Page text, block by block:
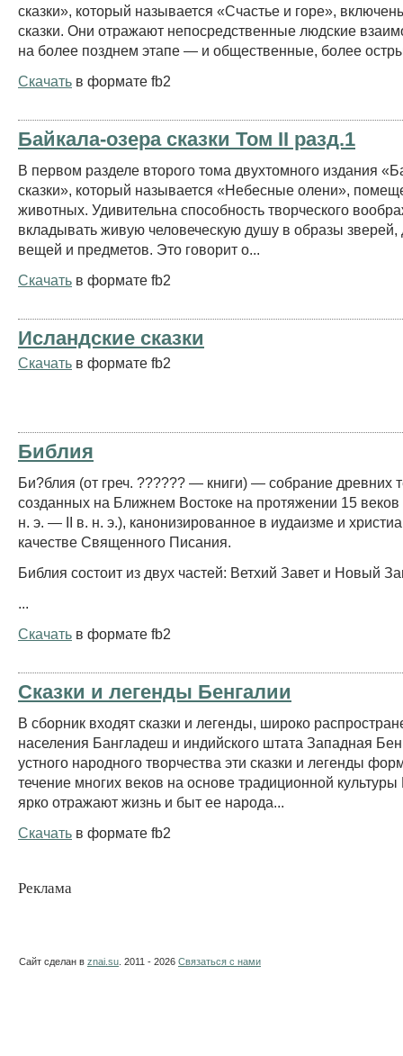
сказки», который называется «Счастье и горе»,
сказки. Они отражают непосредственные людские
на более позднем этапе — и общественные, более
Скачать в формате fb2
Байкала-озера сказки Том II разд.1
В первом разделе второго тома двухтомного издания
сказки», который называется «Небесные олени»,
животных. Удивительна способность творческого
вкладывать живую человеческую душу в образы зверей,
вещей и предметов. Это говорит о...
Скачать в формате fb2
Исландские сказки
Скачать в формате fb2
Библия
Би?блия (от греч. ?????? — книги) — собрание древних
созданных на Ближнем Востоке на протяжении 15 веков
н. э. — II в. н. э.), канонизированное в иудаизме и
качестве Священного Писания.
Библия состоит из двух частей: Ветхий Завет и Новый
Скачать в формате fb2
Сказки и легенды Бенгалии
В сборник входят сказки и легенды, широко
населения Бангладеш и индийского штата Западная
устного народного творчества эти сказки и легенды
течение многих веков на основе традиционной
ярко отражают жизнь и быт ее народа...
Скачать в формате fb2
Реклама
Сайт сделан в znai.su . 2011 - 2026 Связаться с нами